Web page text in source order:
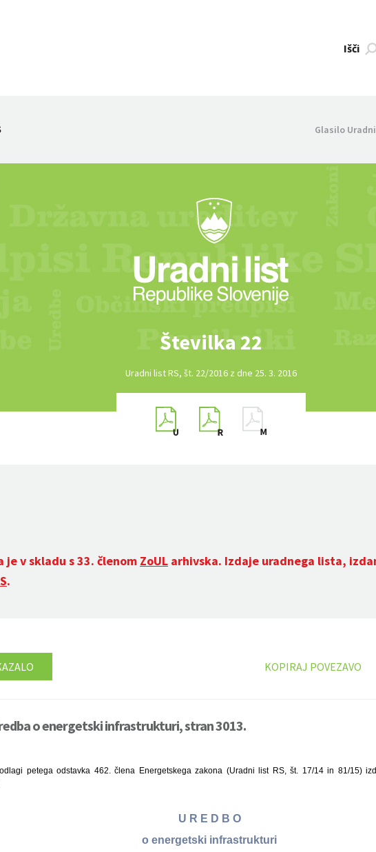
Išči
Glasilo
Številka 22
Uradni list RS, št. 22/2016 z dne 25. 3. 2016
je v skladu s 33. členom ZoUL arhivska. Izdaje uradnega lista,
.
KOPIRAJ POVEZAVO
o energetski infrastrukturi, stran 3013.
petega odstavka 462. člena Energetskega zakona (Uradni list RS, št. 17/14 in 81/15)
U R E D B O
o energetski infrastrukturi